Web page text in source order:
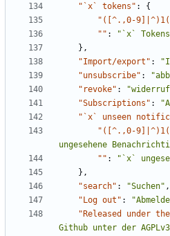
"`x` tokens" :
{
"([^.,0-
"" :
"`x`
},
"Import/export" :
"unsubscribe" :
"revoke" :
"Subscriptions" :
"`x` unseen
"([^.,0-
ungesehene
"" :
"`x`
},
"search" : "Suchen" ,
"Log out" :
"Released under
Github unter der